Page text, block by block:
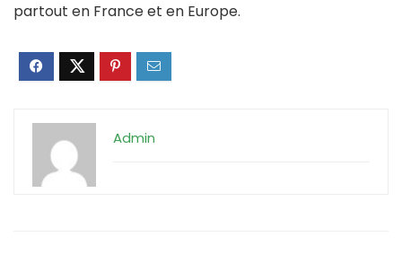
partout en France et en Europe.
Admin